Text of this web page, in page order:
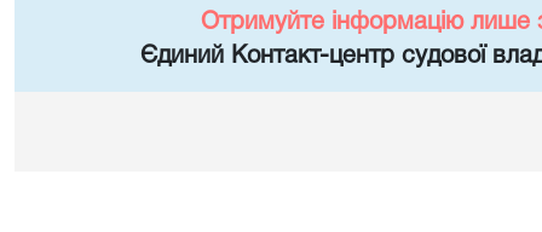
Отримуйте інформацію лише
Єдиний Контакт-центр судової